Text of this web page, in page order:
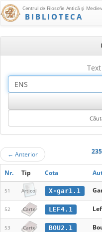
Centrul de Filosofie Antică şi
BIBLIOTECA
← Anterior
Nr. Tip Cota
51 Articol X-gar1.1
52 Carte LEF4.1
53 Carte BOU2.1